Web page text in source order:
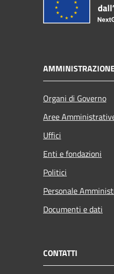
Organi di Governo
Aree
Uffici
Enti e fondazioni
Politici
Personale
Documenti e dati
CONTATTI